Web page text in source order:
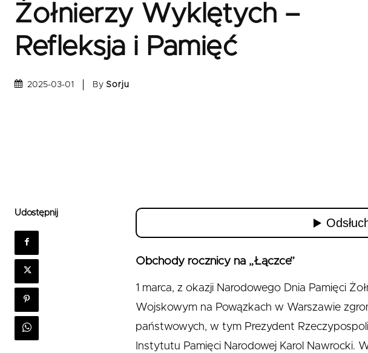
Żołnierzy Wyklętych –
Refleksja i Pamięć
2025-03-01 By Sorju
Udostępnij
Obchody rocznicy na „Łączce”
1 marca, z okazji Narodowego Dnia Pamięci
Wojskowym na Powązkach w Warszawie
państwowych, w tym Prezydent
Instytutu Pamięci Narodowej Karol Nawrocki.